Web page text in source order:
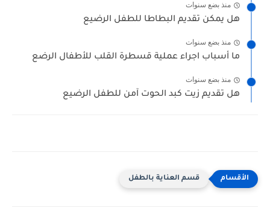
منذ بضع سنوات
هل يمكن تقديم البطاطا للطفل الرضيع
منذ بضع سنوات
ما أسباب اجراء عملية قسطرة القلب للأطفال الرضع
منذ بضع سنوات
هل تقديم زيت كبد الحوت آمن للطفل الرضيع
قسم العناية بالطفل